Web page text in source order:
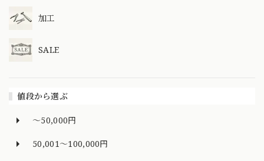
加工
SALE
値段から選ぶ
～50,000円
50,001～100,000円